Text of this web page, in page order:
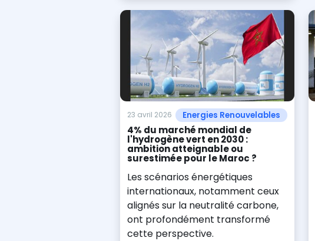
23 avril 2026 Energies Renouvelables
4% du marché mondial de
l'hydrogène vert en 2030 :
ambition atteignable ou
surestimée pour le Maroc ?
Les scénarios énergétiques
internationaux, notamment ceux
alignés sur la neutralité carbone,
ont profondément transformé
cette perspective.